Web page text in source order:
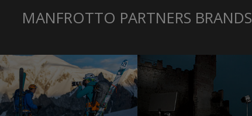
MANFROTTO PARTNERS BRANDS